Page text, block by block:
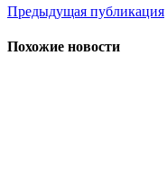
Предыдущая публикация
Похожие новости